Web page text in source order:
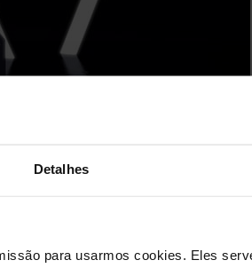
Detalhes
para usarmos cookies. Eles
do ano que se segue. Ainda não
que se vão situar no nível de
da Nvidia.